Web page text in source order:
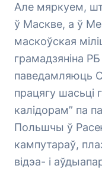
Але мяркуем,
ў Маскве, а ў
маскоўская
грамадзяніна
паведамляюць
працягу шасьці
калідорам” па
Польшчы ў
кампутараў,
відэа- і